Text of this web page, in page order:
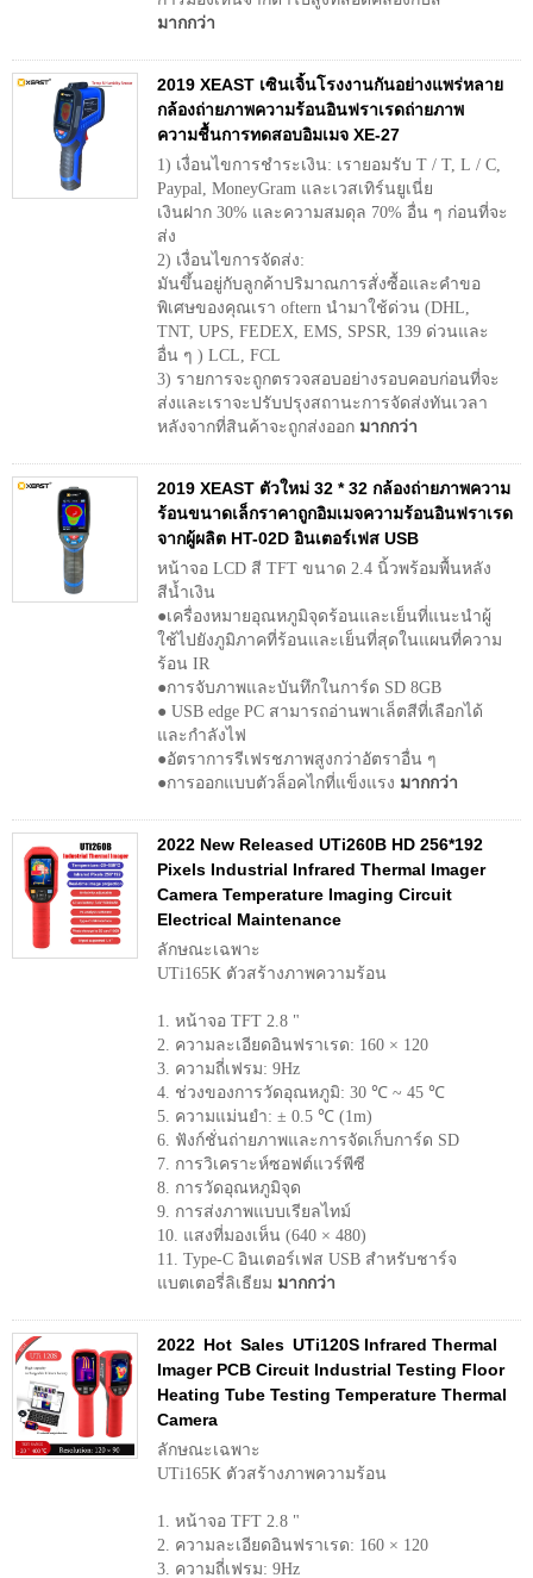
มากกว่า
2019 XEAST เซินเจิ้นโรงงานกันอย่างแพร่หลาย
กล้องถ่ายภาพความร้อนอินฟราเรดถ่ายภาพ
ความชื้นการทดสอบอิมเมจ XE-27
1) เงื่อนไขการชำระเงิน: เรายอมรับ T / T, L / C,
Paypal, MoneyGram และเวสเทิร์นยูเนี่ย
เงินฝาก 30% และความสมดุล 70% อื่น ๆ ก่อนที่จะ
ส่ง
2) เงื่อนไขการจัดส่ง:
มันขึ้นอยู่กับลูกค้าปริมาณการสั่งซื้อและคำขอ
พิเศษของคุณเรา oftern นำมาใช้ด่วน (DHL,
TNT, UPS, FEDEX, EMS, SPSR, 139 ด่วนและ
อื่น ๆ ) LCL, FCL
3) รายการจะถูกตรวจสอบอย่างรอบคอบก่อนที่จะ
ส่งและเราจะปรับปรุงสถานะการจัดส่งทันเวลา
หลังจากที่สินค้าจะถูกส่งออก มากกว่า
2019 XEAST ตัวใหม่ 32 * 32 กล้องถ่ายภาพความ
ร้อนขนาดเล็กราคาถูกอิมเมจความร้อนอินฟราเรด
จากผู้ผลิต HT-02D อินเตอร์เฟส USB
หน้าจอ LCD สี TFT ขนาด 2.4 นิ้วพร้อมพื้นหลัง
สีน้ำเงิน
●เครื่องหมายอุณหภูมิจุดร้อนและเย็นที่แนะนำผู้
ใช้ไปยังภูมิภาคที่ร้อนและเย็นที่สุดในแผนที่ความ
ร้อน IR
●การจับภาพและบันทึกในการ์ด SD 8GB
● USB edge PC สามารถอ่านพาเล็ตสีที่เลือกได้
และกำลังไฟ
●อัตราการรีเฟรชภาพสูงกว่าอัตราอื่น ๆ
●การออกแบบตัวล็อคไกที่แข็งแรง มากกว่า
2022 New Released UTi260B HD 256*192
Pixels Industrial Infrared Thermal Imager
Camera Temperature Imaging Circuit
Electrical Maintenance
ลักษณะเฉพาะ
UTi165K ตัวสร้างภาพความร้อน
1. หน้าจอ TFT 2.8 "
2. ความละเอียดอินฟราเรด: 160 × 120
3. ความถี่เฟรม: 9Hz
4. ช่วงของการวัดอุณหภูมิ: 30 ℃ ~ 45 ℃
5. ความแม่นยำ: ± 0.5 ℃ (1m)
6. ฟังก์ชั่นถ่ายภาพและการจัดเก็บการ์ด SD
7. การวิเคราะห์ซอฟต์แวร์พีซี
8. การวัดอุณหภูมิจุด
9. การส่งภาพแบบเรียลไทม์
10. แสงที่มองเห็น (640 × 480)
11. Type-C อินเตอร์เฟส USB สำหรับชาร์จ
แบตเตอรี่ลิเธียม มากกว่า
2022 Hot Sales UTi120S Infrared Thermal
Imager PCB Circuit Industrial Testing Floor
Heating Tube Testing Temperature Thermal
Camera
ลักษณะเฉพาะ
UTi165K ตัวสร้างภาพความร้อน
1. หน้าจอ TFT 2.8 "
2. ความละเอียดอินฟราเรด: 160 × 120
3. ความถี่เฟรม: 9Hz